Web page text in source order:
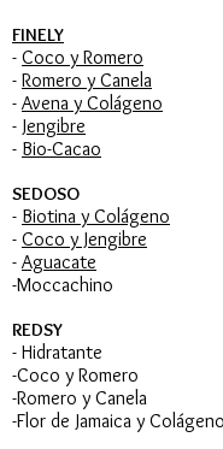
Linea de Flor de
de Redsy.
FINELY
- Coco y Romero
- Romero y Canela
- Avena y Colágeno
- Jengibre
- Bio-Cacao
SEDOSO
- Biotina y Colágeno
- Coco y Jengibre
- Aguacate
-Moccachino
REDSY
- Hidratante
-Coco y Romero
-Romero y Canela
-Flor de Jamaica y Colágeno